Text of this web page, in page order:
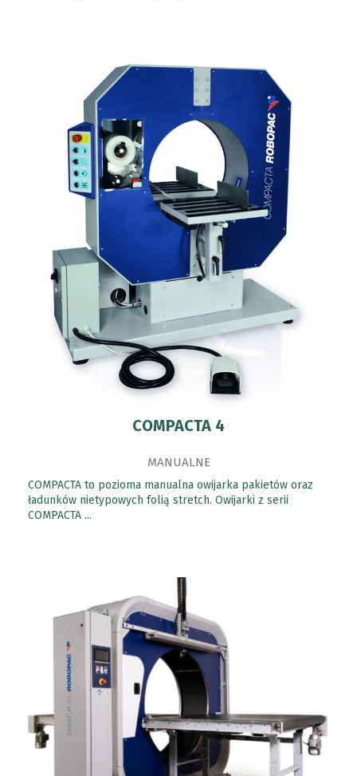
COMPACTA 4
MANUALNE
COMPACTA to pozioma manualna owijarka pakietów oraz
ładunków nietypowych folią stretch. Owijarki z serii
COMPACTA ...